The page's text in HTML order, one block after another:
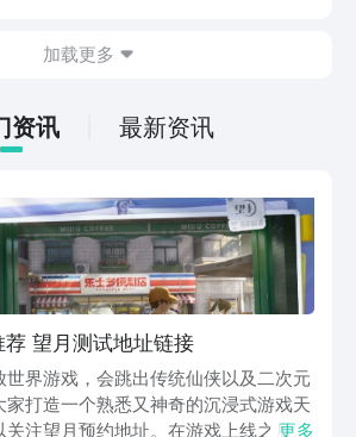
行预约，如此不仅能够了解游戏的最新资
加载更多
资讯 最新资讯
望月测试地址链接
界游戏，会跳出传统仙侠以及二次元
家打造一个熟悉又神奇的沉浸式游戏天
注望月预约地址。在游戏上线之后，
更多